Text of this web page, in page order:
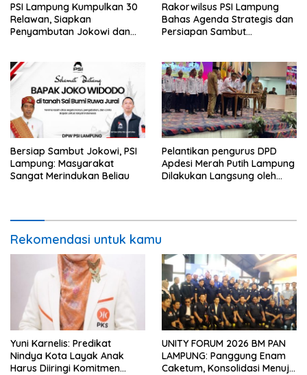
PSI Lampung Kumpulkan 30
Relawan, Siapkan
Penyambutan Jokowi dan
Rakorwilsus PSI Lampung
Bahas Agenda Strategis dan
Persiapan Sambut
Bersiap Sambut Jokowi, PSI
Lampung: Masyarakat
Sangat Merindukan Beliau
Pelantikan pengurus DPD
Apdesi Merah Putih Lampung
Dilakukan Langsung oleh
Rekomendasi untuk kamu
Yuni Karnelis: Predikat
Nindya Kota Layak Anak
Harus Diiringi Komitmen
UNITY FORUM 2026 BM PAN
LAMPUNG: Panggung Enam
Caketum, Konsolidasi Menuju